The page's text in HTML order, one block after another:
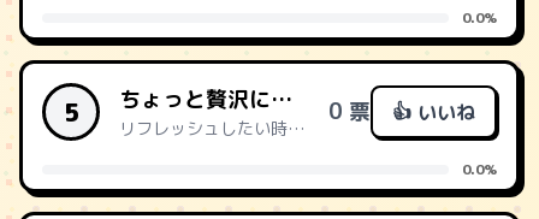
0.0%
5 ちょっと贅沢に：アイスカフェラテM
リフレッシュしたい時に。ひんやりミルクが心地よいご褒美ドリンク。
0 票 👍 いいね
0.0%